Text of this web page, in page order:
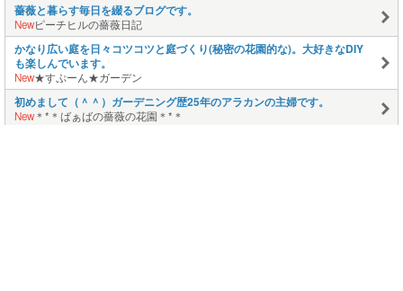
薔薇と暮らす毎日を綴るブログです。
Newピーチヒルの薔薇日記
かなり広い庭を日々コツコツと庭づくり(秘密の花園的な)。大好きなDIY
も楽しんでいます。
New★すぷーん★ガーデン
初めまして（＾＾）ガーデニング歴25年のアラカンの主婦です。
New＊*＊ばぁばの薔薇の花園＊*＊